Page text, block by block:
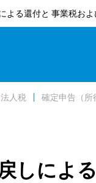
よる還付と 事業税お
法人税 確定申告（所
しによ